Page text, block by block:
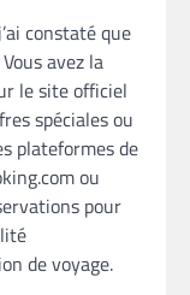
constaté que
avez la
le site officiel
spéciales ou
plateformes de
ou
pour
de voyage.